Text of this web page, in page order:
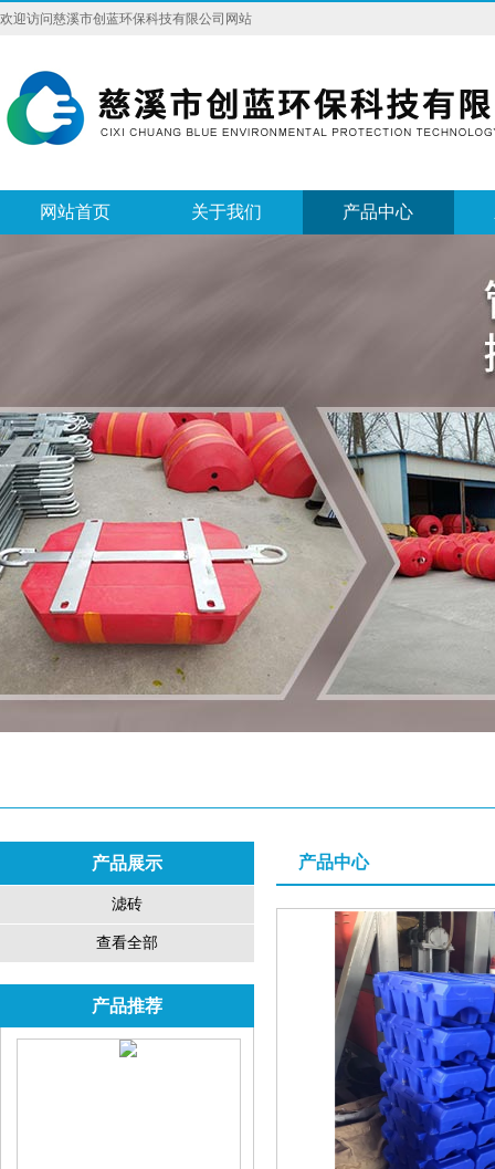
欢迎访问慈溪市创蓝环保科技有限公司网站
网站首页 关于我们 产品中心
产品展示
滤砖
查看全部
产品推荐
产品中心